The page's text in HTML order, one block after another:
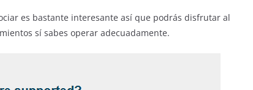
es bastante interesante así que podrás disfrutar al
sí sabes operar adecuadamente.